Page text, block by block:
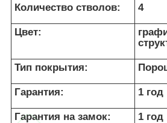
Количество стволов: 4
Цвет:
Тип покрытия:
Гарантия: 1 год
Гарантия на замок: 1 год